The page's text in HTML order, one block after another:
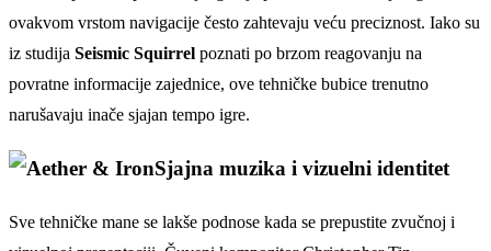
ovakvom vrstom navigacije često zahtevaju veću preciznost. Iako su
iz studija Seismic Squirrel poznati po brzom reagovanju na
povratne informacije zajednice, ove tehničke bubice trenutno
narušavaju inače sjajan tempo igre.
Sjajna muzika i vizuelni identitet
Sve tehničke mane se lakše podnose kada se prepustite zvučnoj i